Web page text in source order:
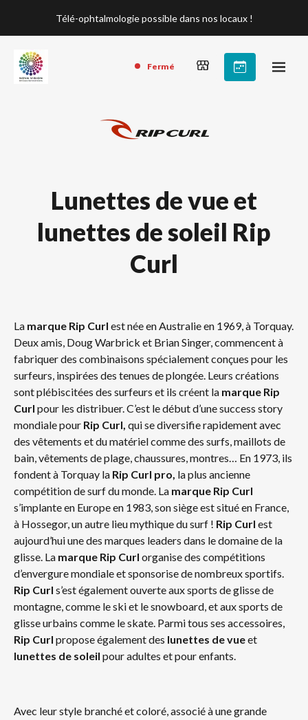
Télé-ophtalmologie possible dans nos locaux !
Fermé
Lunettes de vue et
lunettes de soleil Rip
Curl
La marque Rip Curl est née en Australie en 1969, à Torquay.
Deux amis, Doug Warbrick et Brian Singer, commencent à
fabriquer des combinaisons spécialement conçues pour les
surfeurs, inspirées des tenues de plongée. Leurs créations
sont plébiscitées des surfeurs et ils créent la marque Rip
Curl pour les distribuer. C’est le début d’une success story
mondiale pour Rip Curl, qui se diversifie rapidement avec
des vêtements et du matériel comme des surfs, maillots de
bain, vêtements de plage, chaussures, montres… En 1973, ils
fondent à Torquay la Rip Curl pro, la plus ancienne
compétition de surf du monde. La marque Rip Curl
s’implante en Europe en 1983, son siège est situé en France,
à Hossegor, un autre lieu mythique du surf ! Rip Curl est
aujourd’hui une des marques leaders dans le domaine de la
glisse. La marque Rip Curl organise des compétitions
d’envergure mondiale et sponsorise de nombreux sportifs.
Rip Curl s’est également ouverte aux sports de glisse de
montagne, comme le ski et le snowboard, et aux sports de
glisse urbains comme le skate. Parmi tous ses accessoires,
Rip Curl propose également des lunettes de vueet
lunettes de soleil pour adultes et pour enfants.
Avec leur style branché et coloré, associé à une grande